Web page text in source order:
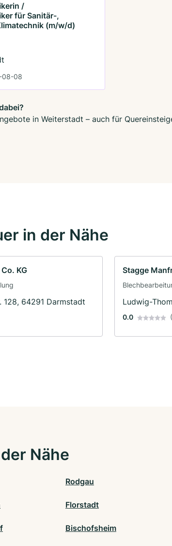
/
für Sanitär-,
(m/w/d)
08-08
in Weiterstadt – auch für
in der Nähe
KG
128, 64291 Darmstadt
Stagge
Ludwig-
0.0
Nähe
Rodgau
Florstadt
Bischofsheim